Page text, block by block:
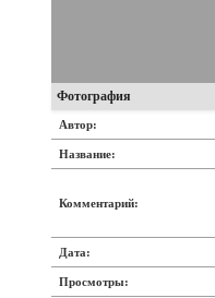
Фотография
Автор:
Название:
Комментарий:
Дата:
Просмотры: